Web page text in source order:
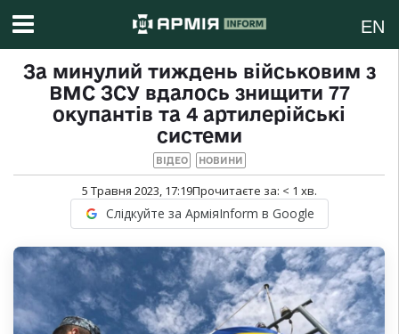
EN
За минулий тиждень військовим з
ВМС ЗСУ вдалось знищити 77
окупантів та 4 артилерійські
системи
ВІДЕО НОВИНИ
5 Травня 2023, 17:19Прочитаєте за: < 1 хв.
Слідкуйте за АрміяInform в Google